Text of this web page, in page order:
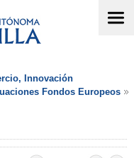
Innovación
Fondos Europeos